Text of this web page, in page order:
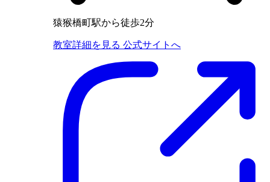
猿猴橋町駅から徒歩2分
教室詳細を見る 公式サイトへ